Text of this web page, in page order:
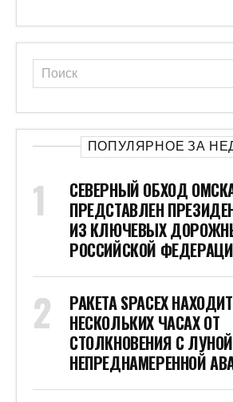
ПОПУЛЯРНОЕ ЗА
СЕВЕРНЫЙ ОБХОД
ПРЕДСТАВЛЕН
ИЗ КЛЮЧЕВЫХ
РОССИЙСКОЙ
РАКЕТА SPACEX
НЕСКОЛЬКИХ ЧАСАХ ОТ
СТОЛКНОВЕНИЯ С
НЕПРЕДНАМЕРЕННОЙ